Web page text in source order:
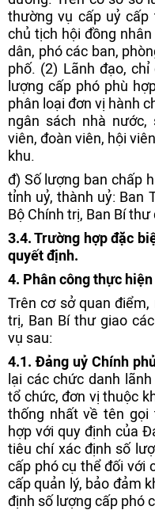
thường vụ cấp uỷ cấp
chủ tịch hội đồng
dân, phó các ban,
phố. (2) Lãnh đạo,
lượng cấp phó phù
phân loại đơn vị hành
ngân sách nhà
viên, đoàn viên, hội
khu.
đ) Số lượng ban chấp
tỉnh uỷ, thành uỷ: Ban
Bộ Chính trị, Ban Bí
3.4. Trường hợp đặc
quyết định.
4. Phân công thực hiện
Trên cơ sở quan
trị, Ban Bí thư giao
vụ sau:
4.1. Đảng uỷ Chính
lại các chức danh
tổ chức, đơn vị thuộc
thống nhất về tên
hợp với quy định của
tiêu chí xác định số
cấp phó cụ thể đối với
cấp quản lý, bảo đảm
định số lượng cấp phó